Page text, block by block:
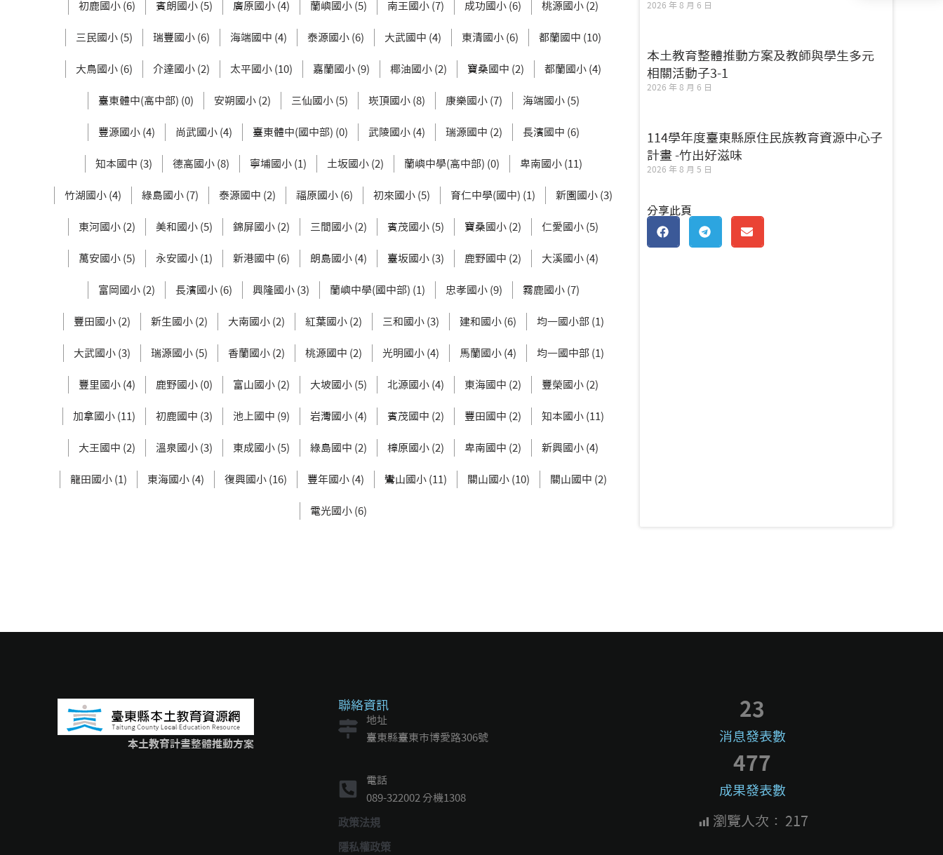
初鹿國小 (6) 賓朗國小 (5) 廣原國小 (4) 蘭嶼國小 (5) 南王國小 (7) 成功國小 (6) 桃源國小 (2)
三民國小 (5) 瑞豐國小 (6) 海端國中 (4) 泰源國小 (6) 大武國中 (4) 東清國小 (6) 都蘭國中 (10)
大鳥國小 (6) 介達國小 (2) 太平國小 (10) 嘉蘭國小 (9) 椰油國小 (2) 寶桑國中 (2) 都蘭國小 (4)
臺東體中(高中部) (0) 安朔國小 (2) 三仙國小 (5) 崁頂國小 (8) 康樂國小 (7) 海端國小 (5)
豐源國小 (4) 尚武國小 (4) 臺東體中(國中部) (0) 武陵國小 (4) 瑞源國中 (2) 長濱國中 (6)
知本國中 (3) 德高國小 (8) 寧埔國小 (1) 土坂國小 (2) 蘭嶼中學(高中部) (0) 卑南國小 (11)
竹湖國小 (4) 綠島國小 (7) 泰源國中 (2) 福原國小 (6) 初來國小 (5) 育仁中學(國中) (1) 新園國小 (3)
東河國小 (2) 美和國小 (5) 錦屏國小 (2) 三間國小 (2) 賓茂國小 (5) 寶桑國小 (2) 仁愛國小 (5)
萬安國小 (5) 永安國小 (1) 新港國中 (6) 朗島國小 (4) 臺坂國小 (3) 鹿野國中 (2) 大溪國小 (4)
富岡國小 (2) 長濱國小 (6) 興隆國小 (3) 蘭嶼中學(國中部) (1) 忠孝國小 (9) 霧鹿國小 (7)
豐田國小 (2) 新生國小 (2) 大南國小 (2) 紅葉國小 (2) 三和國小 (3) 建和國小 (6) 均一國小部 (1)
大武國小 (3) 瑞源國小 (5) 香蘭國小 (2) 桃源國中 (2) 光明國小 (4) 馬蘭國小 (4) 均一國中部 (1)
豐里國小 (4) 鹿野國小 (0) 富山國小 (2) 大坡國小 (5) 北源國小 (4) 東海國中 (2) 豐榮國小 (2)
加拿國小 (11) 初鹿國中 (3) 池上國中 (9) 岩灣國小 (4) 賓茂國中 (2) 豐田國中 (2) 知本國小 (11)
大王國中 (2) 溫泉國小 (3) 東成國小 (5) 綠島國中 (2) 樟原國小 (2) 卑南國中 (2) 新興國小 (4)
龍田國小 (1) 東海國小 (4) 復興國小 (16) 豐年國小 (4) 鸞山國小 (11) 關山國小 (10) 關山國中 (2)
電光國小 (6)
2026 年 8 月 6 日
本土教育整體推動方案及教師與學生多元
相關活動子3-1
2026 年 8 月 6 日
114學年度臺東縣原住民族教育資源中心子
計畫 -竹出好滋味
2026 年 8 月 5 日
分享此頁
本土教育計畫整體推動方案
聯絡資訊
地址
臺東縣臺東市博愛路306號
電話
089-322002 分機1308
政策法規
隱私權政策
消息發表數
23
成果發表數
477
瀏覽人次： 217